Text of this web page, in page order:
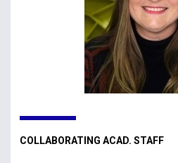
COLLABORATING ACAD. STAFF